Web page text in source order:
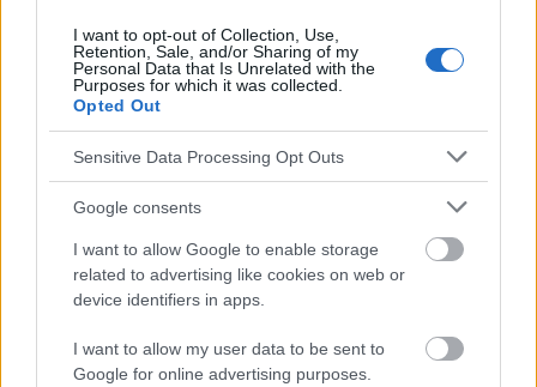
I want to opt-out of Collection, Use,
Retention, Sale, and/or Sharing of my
Personal Data that Is Unrelated with the
Purposes for which it was collected.
Opted Out
Sensitive Data Processing Opt Outs
Google consents
I want to allow Google to enable storage
related to advertising like cookies on web or
device identifiers in apps.
I want to allow my user data to be sent to
Google for online advertising purposes.
Voir aussi en english deutsch español
informatifs. L'éditeur et les éditeurs du site ne sont pas
responsables des effets de leur utilisation. Avant d'utiliser les
conseils et astuces contenus dans le site, vous devez
absolument consulter votre médecin.